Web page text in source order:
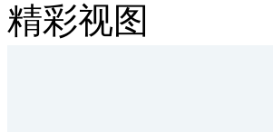
精彩视图